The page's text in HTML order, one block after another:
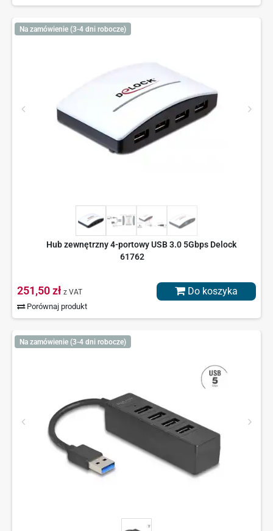
Na zamówienie (3-4 dni robocze)
Hub zewnętrzny 4-portowy USB 3.0 5Gbps Delock
61762
251,50 zł z VAT
Porównaj produkt
Do koszyka
Na zamówienie (3-4 dni robocze)